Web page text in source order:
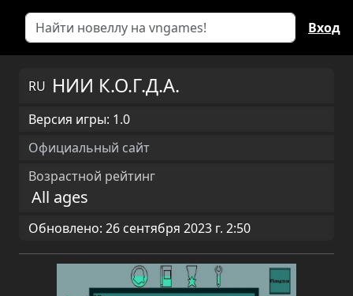
Вход
RU НИИ К.О.Г.Д.А.
Версия игры: 1.0
Официальный сайт
Возрастной рейтинг
All ages
Обновлено: 26 сентября 2023 г. 2:50